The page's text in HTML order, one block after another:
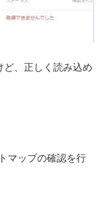
、正しく読み込め
マップの確認を行